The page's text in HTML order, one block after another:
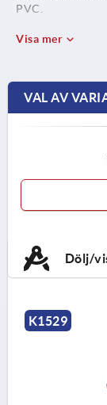
PVC.
Visa mer
VAL AV
Dölj/
K1529